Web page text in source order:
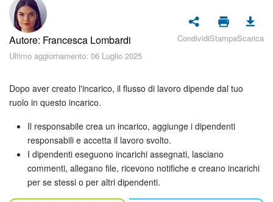
Registrazione e accesso
Piani e pagamento
Come iniziare?
CoPilot: IA in Bitrix24
Feed
Messenger
Autore: Francesca Lombardi
Ultimo aggiornamento: 06 Luglio 2025
CondividiStampaScarica
Dopo aver creato l'incarico, il flusso di lavoro dipende dal tuo
ruolo in questo incarico.
Il responsabile crea un incarico, aggiunge i dipendenti
responsabili e accetta il lavoro svolto.
I dipendenti eseguono incarichi assegnati, lasciano
commenti, allegano file, ricevono notifiche e creano incarichi
per se stessi o per altri dipendenti.